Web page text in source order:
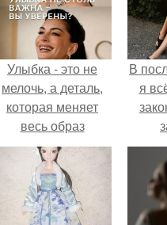
Улыбка - это не
мелочь, а деталь,
которая меняет
весь образ
человека.
В
я